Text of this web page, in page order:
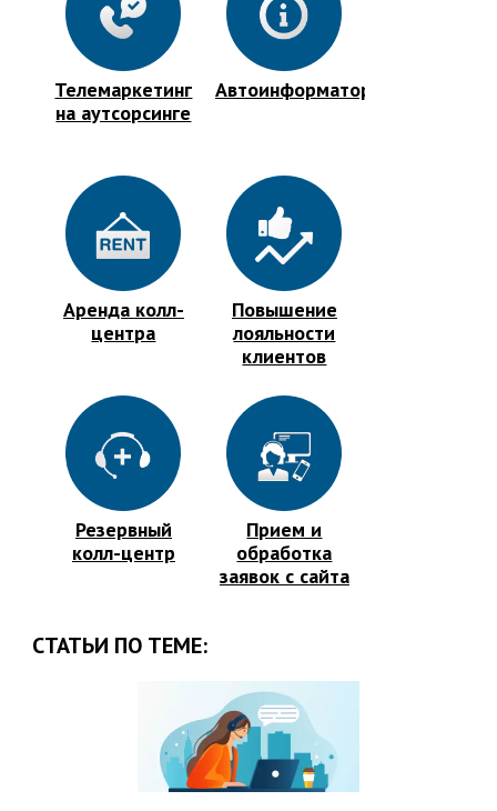
Телемаркетинг
на аутсорсинге
Автоинформатор
Аренда колл-
центра
Повышение
лояльности
клиентов
Резервный
колл-центр
Прием и
обработка
заявок с сайта
СТАТЬИ ПО ТЕМЕ: